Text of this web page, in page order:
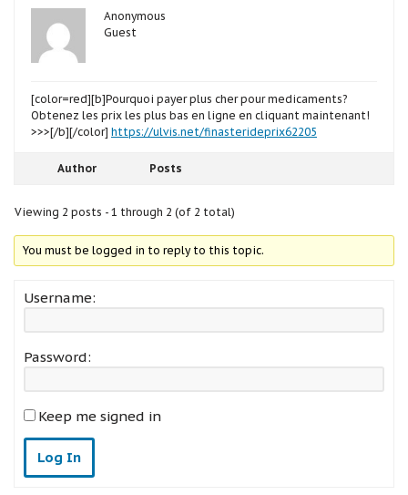
Anonymous
Guest
[color=red][b]Pourquoi payer plus cher pour medicaments?
Obtenez les prix les plus bas en ligne en cliquant maintenant!
>>>[/b][/color] https://ulvis.net/finasterideprix62205
Author Posts
Viewing 2 posts - 1 through 2 (of 2 total)
You must be logged in to reply to this topic.
Username:
Password:
Keep me signed in
Log In